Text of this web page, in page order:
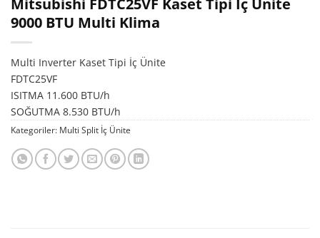
9000 BTU Multi Klima
Multi Inverter Kaset Tipi İç Ünite
FDTC25VF
ISITMA 11.600 BTU/h
SOĞUTMA 8.530 BTU/h
Kategoriler: Multi Split İç Ünite